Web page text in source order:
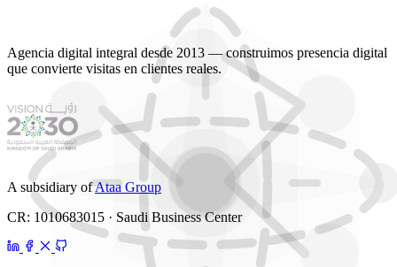
Agencia digital integral desde 2013 — construimos presencia digital
que convierte visitas en clientes reales.
A subsidiary ofAtaa Group
CR: 1010683015 · Saudi Business Center